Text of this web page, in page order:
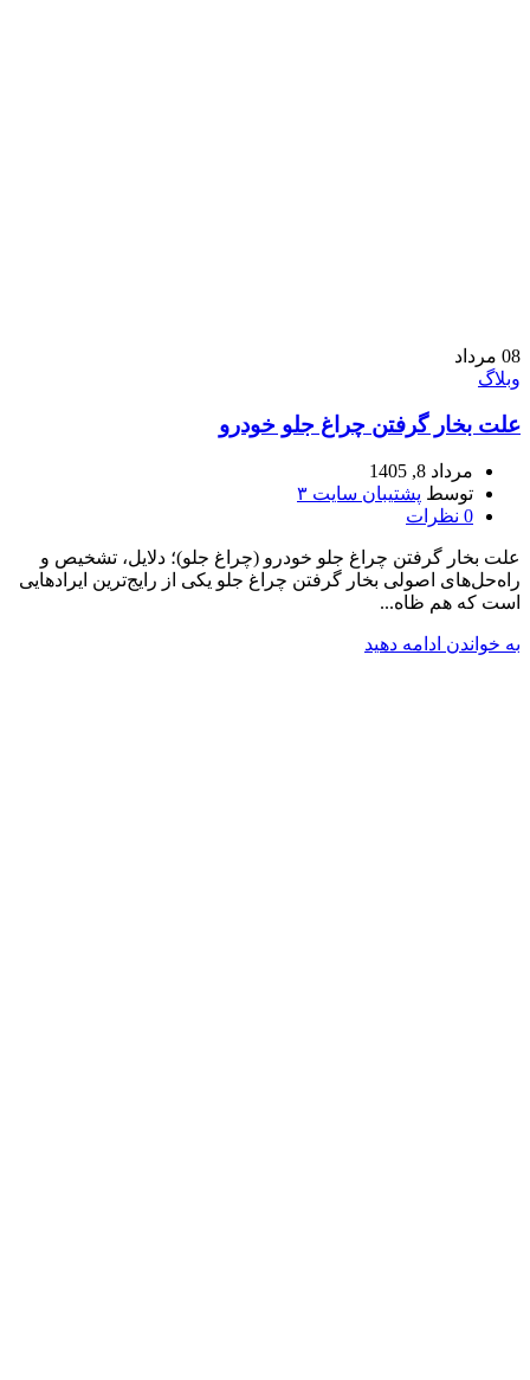
08 مرداد
وبلاگ
علت بخار گرفتن چراغ جلو خودرو
مرداد 8, 1405
توسط پشتیبان سایت ۳
0 نظرات
علت بخار گرفتن چراغ جلو خودرو (چراغ جلو)؛ دلایل، تشخیص و
راه‌حل‌های اصولی بخار گرفتن چراغ جلو یکی از رایج‌ترین ایرادهایی
است که هم ظاه...
به خواندن ادامه دهید